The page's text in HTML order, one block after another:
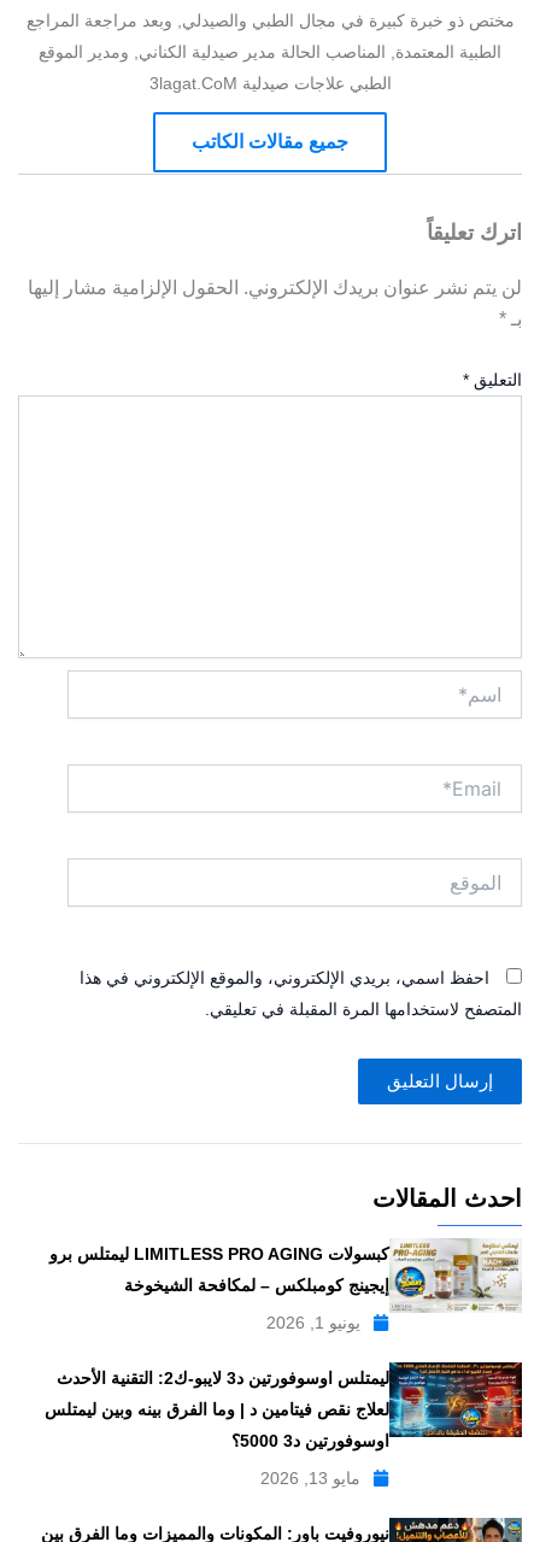
مختص ذو خبرة كبيرة في مجال الطبي والصيدلي, وبعد مراجعة المراجع
الطبية المعتمدة, المناصب الحالة مدير صيدلية الكناني, ومدير الموقع
الطبي علاجات صيدلية 3lagat.CoM
جميع مقالات الكاتب
اترك تعليقاً
لن يتم نشر عنوان بريدك الإلكتروني. الحقول الإلزامية مشار إليها
بـ *
التعليق *
احفظ اسمي، بريدي الإلكتروني، والموقع الإلكتروني في هذا
المتصفح لاستخدامها المرة المقبلة في تعليقي.
احدث المقالات
كبسولات LIMITLESS PRO AGING ليمتلس برو
إيجينج كومبلكس – لمكافحة الشيخوخة
يونيو 1, 2026
ليمتلس اوسوفورتين د3 لايبو-ك2: التقنية الأحدث
لعلاج نقص فيتامين د | وما الفرق بينه وبين ليمتلس
اوسوفورتين د3 5000؟
مايو 13, 2026
نيوروفيت باور: المكونات والمميزات وما الفرق بين